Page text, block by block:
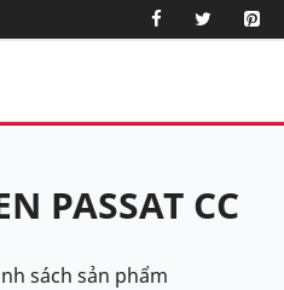
PASSAT CC
sách sản phẩm